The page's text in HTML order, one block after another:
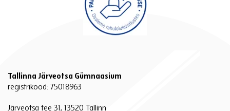
Tallinna Järveotsa Gümnaasium
registrikood: 75018963
Järveotsa tee 31, 13520 Tallinn